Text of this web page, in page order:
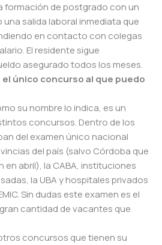
formación de postgrado con un
salida laboral inmediata que
en contacto con colegas
El residente sigue
asegurado todos los meses.
el único concurso al que puedo
su nombre lo indica, es un
concursos. Dentro de los
del examen único nacional
del país (salvo Córdoba que
en abril), la CABA, instituciones
la UBA y hospitales privados
Sin dudas este examen es el
cantidad de vacantes que
concursos que tienen su